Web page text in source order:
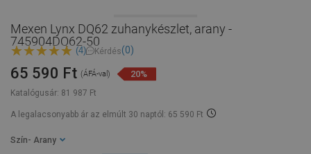
Mexen Lynx DQ62 zuhanykészlet, arany -
745904DQ62-50
(4) Kérdés(0)
Katalógusár: 81 987 Ft
65 590 Ft (ÁFÁ-val) 20%
A legalacsonyabb ár az elmúlt 30 naptól: 65 590 Ft
Szín - Arany